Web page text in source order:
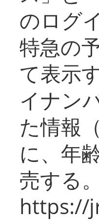
のログ
特急の
て表示
イナン
た情報
に、年
売する
https://